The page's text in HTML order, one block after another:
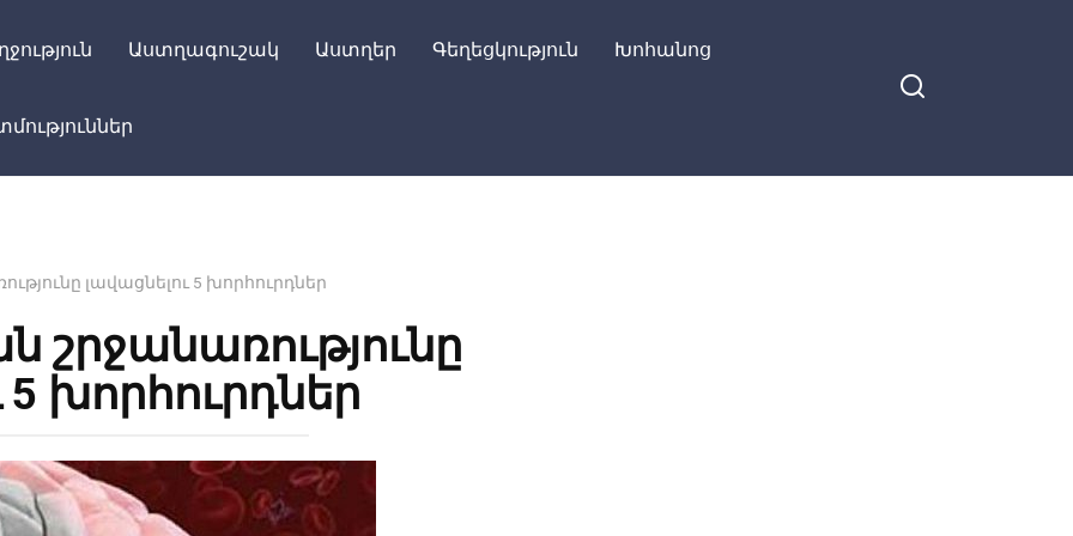
Աստղագուշակ Աստղեր Գեղեցկություն Խոհանոց
լավացնելու 5 խորհուրդներ
շրջանառությունը
5 խորհուրդներ